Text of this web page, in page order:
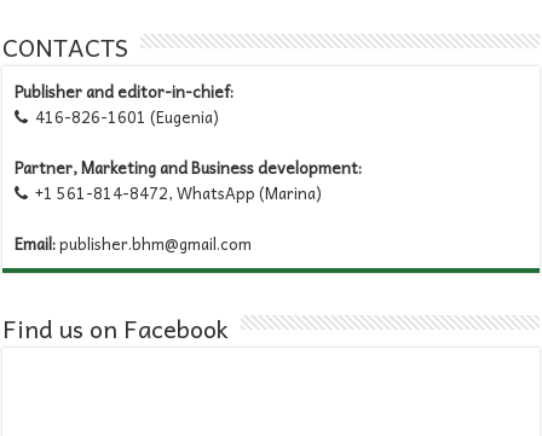
CONTACTS
Publisher and editor-in-chief:
 416-826-1601 (Eugenia)
Partner, Marketing and Business development:
 +1 561-814-8472, WhatsApp (Marina)
Email:publisher.bhm@gmail.com
Find us on Facebook